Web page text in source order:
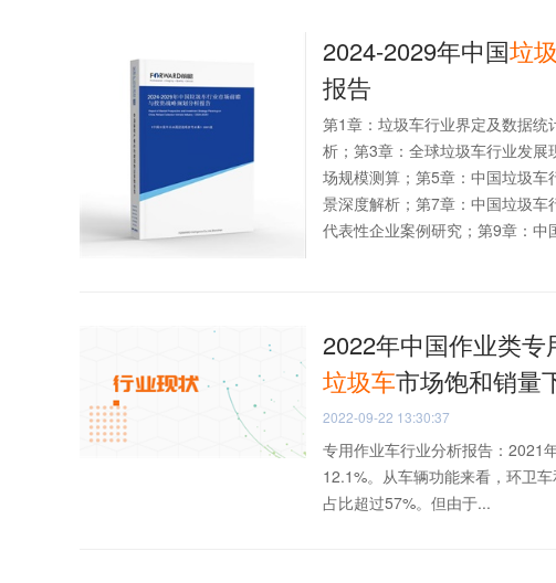
2024-2029年中国垃
报告
第1章：垃圾车行业界定及数据
析；第3章：全球垃圾车行业发
场规模测算；第5章：中国垃圾
景深度解析；第7章：中国垃圾
代表性企业案例研究；第9章：
2022年中国作业类
垃圾车市场饱和销量
2022-09-22 13:30:37
专用作业车行业分析报告：2021
12.1%。从车辆功能来看，环卫
占比超过57%。但由于...